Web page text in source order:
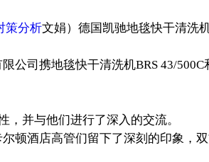
策分析文娟）德国凯驰地毯快干清洗
司携地毯快干清洗机BRS 43/500C
并与他们进行了深入的交流。
顿酒店高管们留下了深刻的印象，